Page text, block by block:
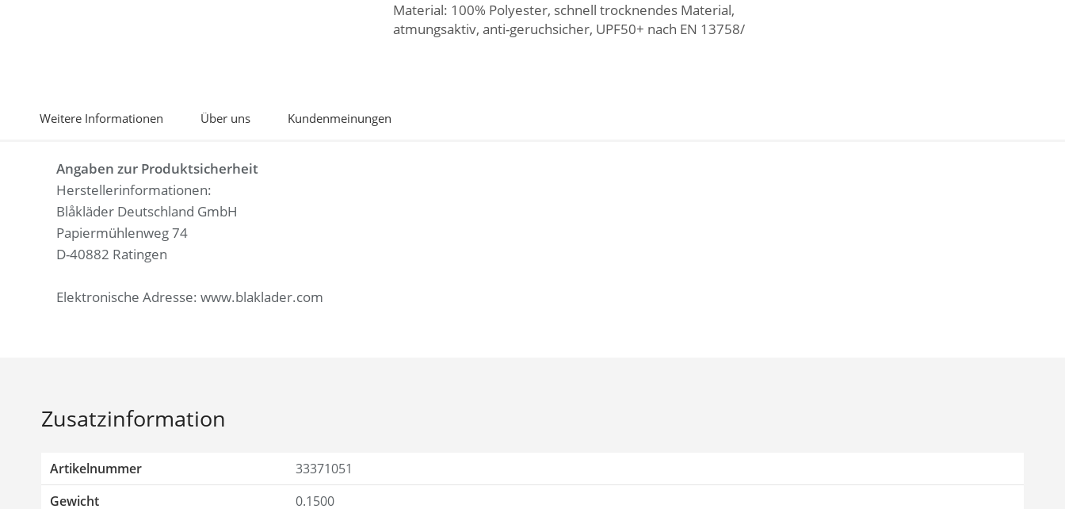
Material: 100% Polyester, schnell trocknendes Material,
atmungsaktiv, anti-geruchsicher, UPF50+ nach EN 13758/
Weitere Informationen Über uns Kundenmeinungen
Angaben zur Produktsicherheit
Herstellerinformationen:
Blåkläder Deutschland GmbH
Papiermühlenweg 74
D-40882 Ratingen
Elektronische Adresse: www.blaklader.com
Zusatzinformation
Artikelnummer
33371051
Gewicht
0.1500